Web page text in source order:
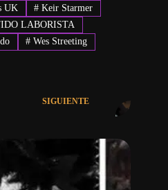
UK # Keir Starmer
LABORISTA
# Wes Streeting
SIGUIENTE